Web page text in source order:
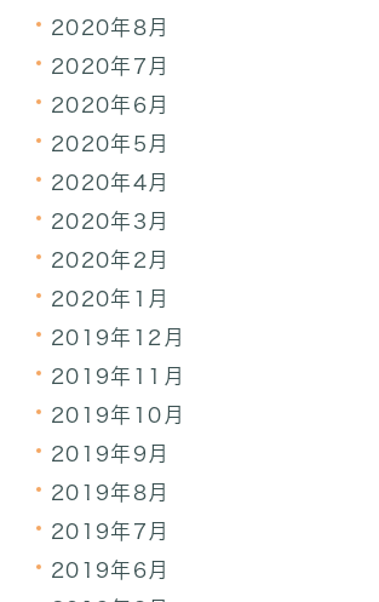
2020年8月
2020年7月
2020年6月
2020年5月
2020年4月
2020年3月
2020年2月
2020年1月
2019年12月
2019年11月
2019年10月
2019年9月
2019年8月
2019年7月
2019年6月